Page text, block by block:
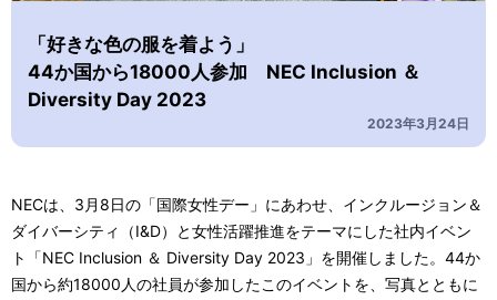
「好きな色の服を着よう」
44か国から18000人参加 NEC Inclusion ＆
Diversity Day 2023
2023年3月24日
NECは、3月8日の「国際女性デー」にあわせ、インクルージョン＆
ダイバーシティ（I&D）と女性活躍推進をテーマにした社内イベン
ト「NEC Inclusion ＆ Diversity Day 2023」を開催しました。44か
国から約18000人の社員が参加したこのイベントを、写真とともに